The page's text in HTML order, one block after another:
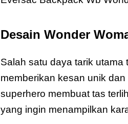
Desain Wonder
Salah satu daya tarik
memberikan kesan unik
superhero membuat tas
yang ingin menampilkan